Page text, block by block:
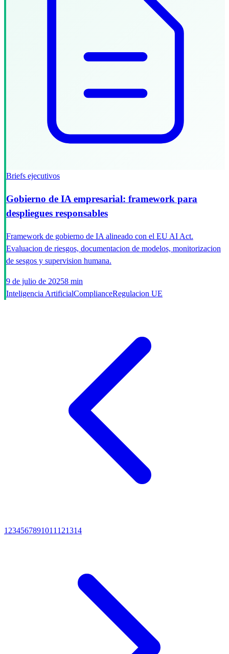
Briefs ejecutivos
Gobierno de IA empresarial: framework para
despliegues responsables
Framework de gobierno de IA alineado con el EU AI Act.
Evaluacion de riesgos, documentacion de modelos, monitorizacion
de sesgos y supervision humana.
9 de julio de 20258 min
Inteligencia ArtificialComplianceRegulacion UE
1 234567891011 121314